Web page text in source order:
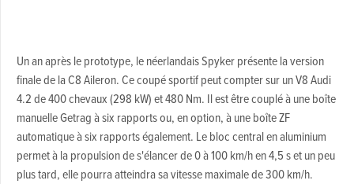
Un an après le prototype, le néerlandais Spyker présente la version
finale de la C8 Aileron. Ce coupé sportif peut compter sur un V8 Audi
4.2 de 400 chevaux (298 kW) et 480 Nm. Il est être couplé à une boîte
manuelle Getrag à six rapports ou, en option, à une boîte ZF
automatique à six rapports également. Le bloc central en aluminium
permet à la propulsion de s'élancer de 0 à 100 km/h en 4,5 s et un peu
plus tard, elle pourra atteindra sa vitesse maximale de 300 km/h.